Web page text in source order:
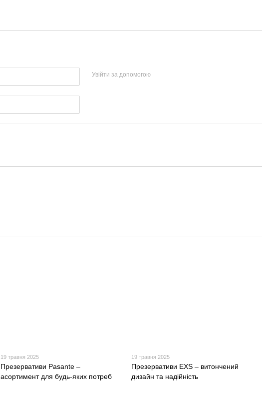
Увійти за допомогою
19 травня 2025
Презервативи Pasante –
асортимент для будь-яких потреб
19 травня 2025
Презервативи EXS – витончений
дизайн та надійність